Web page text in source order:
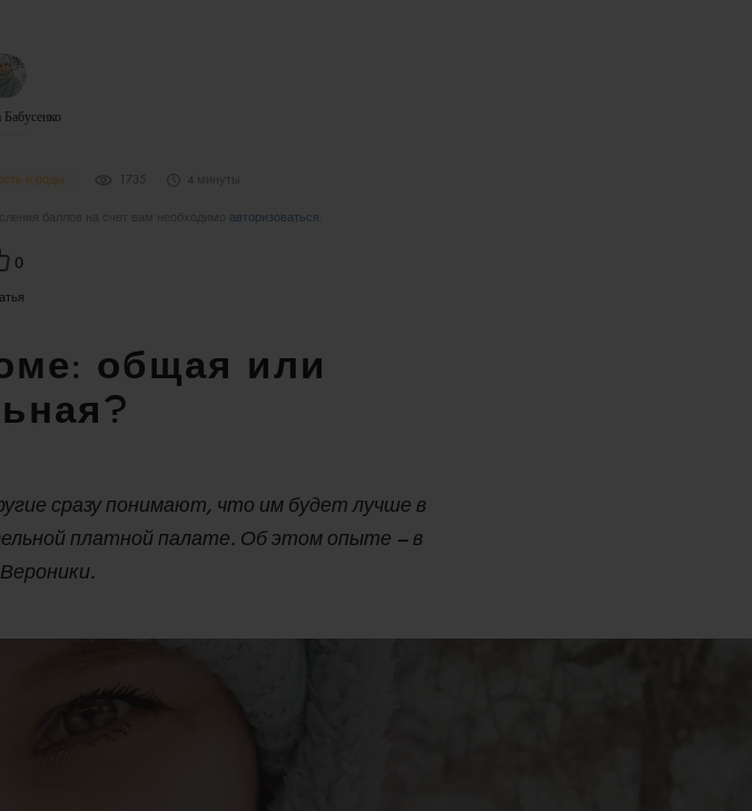
Бабусенко
и роды 1735 4 минуты
баллов на счет вам необходимо авторизоваться
0
общая или
сразу понимают, что им будет лучше в
платной палате. Об этом опыте – в